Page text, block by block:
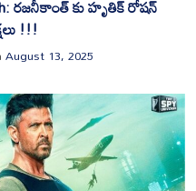
రజనీకాంత్ కు హృతిక్ రోషన్
!!!
August 13, 2025